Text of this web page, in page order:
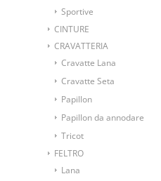
Sportive
CINTURE
CRAVATTERIA
Cravatte Lana
Cravatte Seta
Papillon
Papillon da annodare
Tricot
FELTRO
Lana